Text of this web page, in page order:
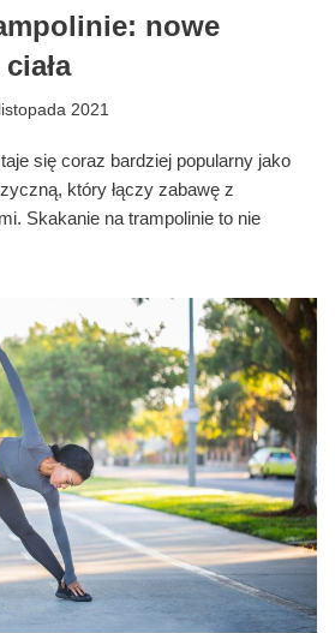
nowe
2021
się coraz bardziej popularny jako
który łączy zabawę z
Skakanie na trampolinie to nie